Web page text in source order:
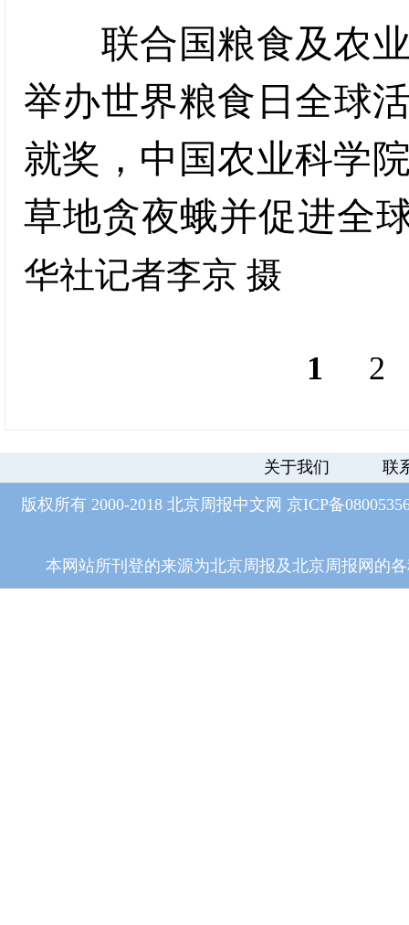
联合国粮食及农业
举办世界粮食日全球
就奖，中国农业科学
草地贪夜蛾并促进全
华社记者李京 摄
1 2
关于我们 联
版权所有 2000-2018 北京周报中文网 京ICP备
本网站所刊登的来源为北京周报及北京周报网的